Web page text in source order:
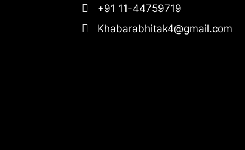
+91 11-44759719
Khabarabhitak4@gmail.com